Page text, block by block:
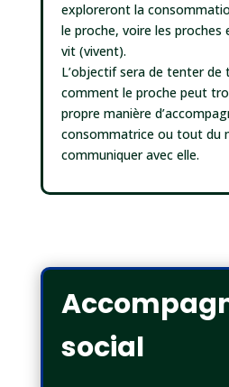
exploreront la
le proche, voire les
vit (vivent).
L’objectif sera de tenter de
comment le proche peut
propre manière
consommatrice ou tout du
communiquer avec elle.
social